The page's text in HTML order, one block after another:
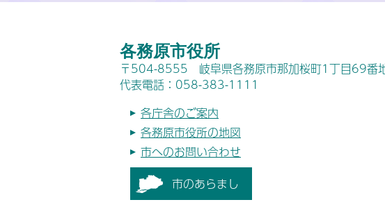
各務原市役所
〒504-8555 岐阜県各務原市那加桜町1丁目69番
代表電話：058-383-1111
各庁舎のご案内
各務原市役所の地図
市へのお問い合わせ
市のあらまし